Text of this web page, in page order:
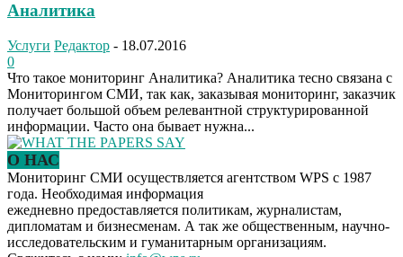
Аналитика
Услуги Редактор - 18.07.2016
0
Что такое мониторинг Аналитика? Аналитика тесно связана с
Мониторингом СМИ, так как, заказывая мониторинг, заказчик
получает большой объем релевантной структурированной
информации. Часто она бывает нужна...
О НАС
Мониторинг СМИ осуществляется агентством WPS с 1987
года. Необходимая информация
ежедневно предоставляется политикам, журналистам,
дипломатам и бизнесменам. А так же общественным, научно-
исследовательским и гуманитарным организациям.